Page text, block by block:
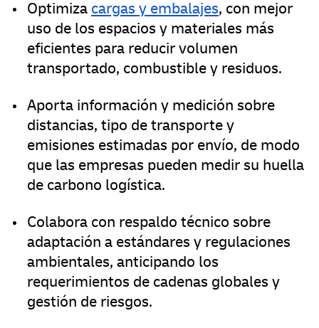
Optimiza cargas y embalajes, con mejor
uso de los espacios y materiales más
eficientes para reducir volumen
transportado, combustible y residuos.
Aporta información y medición sobre
distancias, tipo de transporte y
emisiones estimadas por envío, de modo
que las empresas pueden medir su huella
de carbono logística.
Colabora con respaldo técnico sobre
adaptación a estándares y regulaciones
ambientales, anticipando los
requerimientos de cadenas globales y
gestión de riesgos.